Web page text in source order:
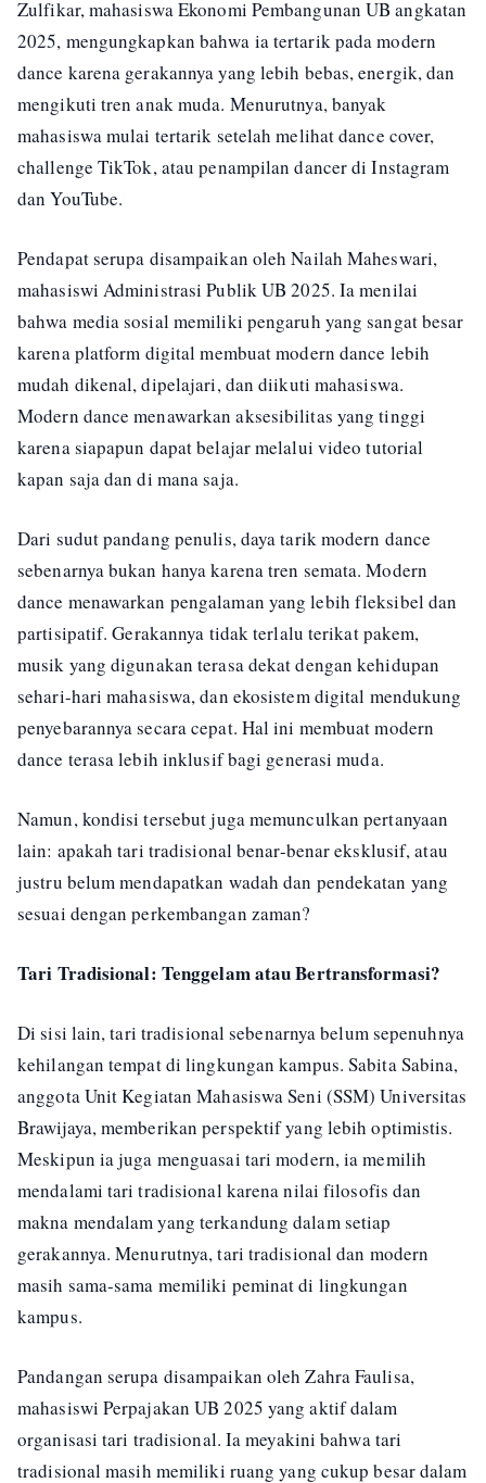
Zulfikar, mahasiswa Ekonomi Pembangunan UB angkatan
2025, mengungkapkan bahwa ia tertarik pada modern
dance karena gerakannya yang lebih bebas, energik, dan
mengikuti tren anak muda. Menurutnya, banyak
mahasiswa mulai tertarik setelah melihat dance cover,
challenge TikTok, atau penampilan dancer di Instagram
dan YouTube.
Pendapat serupa disampaikan oleh Nailah Maheswari,
mahasiswi Administrasi Publik UB 2025. Ia menilai
bahwa media sosial memiliki pengaruh yang sangat besar
karena platform digital membuat modern dance lebih
mudah dikenal, dipelajari, dan diikuti mahasiswa.
Modern dance menawarkan aksesibilitas yang tinggi
karena siapapun dapat belajar melalui video tutorial
kapan saja dan di mana saja.
Dari sudut pandang penulis, daya tarik modern dance
sebenarnya bukan hanya karena tren semata. Modern
dance menawarkan pengalaman yang lebih fleksibel dan
partisipatif. Gerakannya tidak terlalu terikat pakem,
musik yang digunakan terasa dekat dengan kehidupan
sehari-hari mahasiswa, dan ekosistem digital mendukung
penyebarannya secara cepat. Hal ini membuat modern
dance terasa lebih inklusif bagi generasi muda.
Namun, kondisi tersebut juga memunculkan pertanyaan
lain: apakah tari tradisional benar-benar eksklusif, atau
justru belum mendapatkan wadah dan pendekatan yang
sesuai dengan perkembangan zaman?
Tari Tradisional: Tenggelam atau Bertransformasi?
Di sisi lain, tari tradisional sebenarnya belum sepenuhnya
kehilangan tempat di lingkungan kampus. Sabita Sabina,
anggota Unit Kegiatan Mahasiswa Seni (SSM) Universitas
Brawijaya, memberikan perspektif yang lebih optimistis.
Meskipun ia juga menguasai tari modern, ia memilih
mendalami tari tradisional karena nilai filosofis dan
makna mendalam yang terkandung dalam setiap
gerakannya. Menurutnya, tari tradisional dan modern
masih sama-sama memiliki peminat di lingkungan
kampus.
Pandangan serupa disampaikan oleh Zahra Faulisa,
mahasiswi Perpajakan UB 2025 yang aktif dalam
organisasi tari tradisional. Ia meyakini bahwa tari
tradisional masih memiliki ruang yang cukup besar dalam